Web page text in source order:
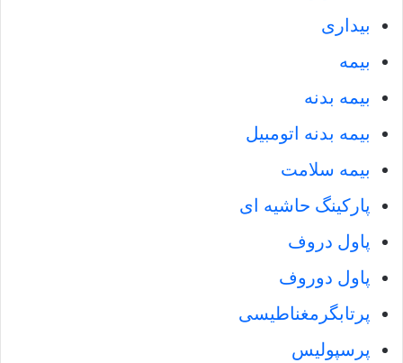
بیداری
بیمه
بیمه بدنه
بیمه بدنه اتومبیل
بیمه سلامت
پارکینگ حاشیه ای
پاول دروف
پاول دوروف
پرتابگرمغناطیسی
پرسپولیس